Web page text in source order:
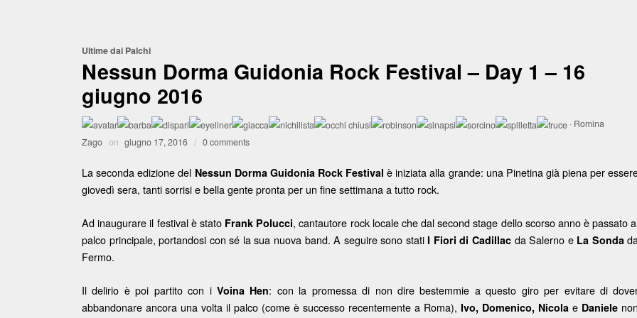
Ultime dai Palchi
Nessun Dorma Guidonia Rock Festival – Day 1 – 16
giugno 2016
· Romina
Zago on giugno 17, 2016 / 0 comments
La seconda edizione del Nessun Dorma Guidonia Rock Festival è iniziata alla grande: una Pinetina già piena per
giovedì sera, tanti sorrisi e bella gente pronta per un fine settimana a tutto rock.
Ad inaugurare il festival è stato Frank Polucci, cantautore rock locale che dal second stage dello scorso anno è passato
palco principale, portandosi con sé la sua nuova band. A seguire sono stati I Fiori di Cadillac da Salerno eLa Sonda
Fermo.
Il delirio è poi partito con i Voina Hen: con la promessa di non dire bestemmie a questo giro per evitare di
abbandonare ancora una volta il palco (come è successo recentemente a Roma), Ivo, Domenico, Nicola e Daniele non